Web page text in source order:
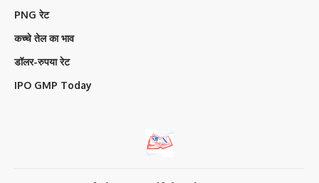
PNG रेट
कच्चे तेल का भाव
डॉलर-रुपया रेट
IPO GMP Today